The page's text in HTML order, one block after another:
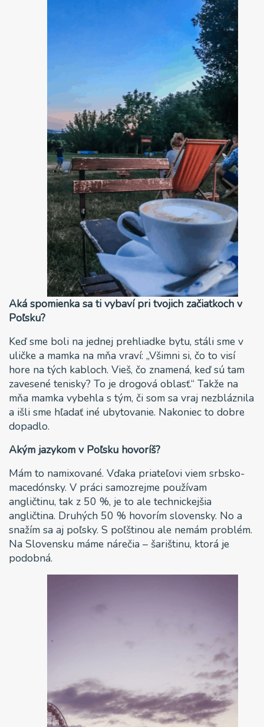
Aká spomienka sa ti vybaví pri tvojich začiatkoch v
Poľsku?
Keď sme boli na jednej prehliadke bytu, stáli sme v
uličke a mamka na mňa vraví: „Všimni si, čo to visí
hore na tých kabloch. Vieš, čo znamená, keď sú tam
zavesené tenisky? To je drogová oblasť.“ Takže na
mňa mamka vybehla s tým, či som sa vraj nezbláznila
a išli sme hľadať iné ubytovanie. Nakoniec to dobre
dopadlo.
Akým jazykom v Poľsku hovoríš?
Mám to namixované. Vďaka priateľovi viem srbsko-
macedónsky. V práci samozrejme používam
angličtinu, tak z 50 %, je to ale technickejšia
angličtina. Druhých 50 % hovorím slovensky. No a
snažím sa aj poľsky. S poľštinou ale nemám problém.
Na Slovensku máme nárečia – šarištinu, ktorá je
podobná.